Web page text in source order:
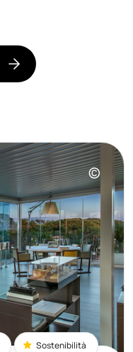
©
Sostenibilità